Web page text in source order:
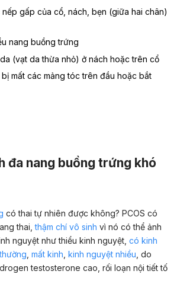
nếp gấp của cổ, nách, bẹn (giữa hai chân)
nang buồng trứng
(vạt da thừa nhỏ) ở nách hoặc trên cổ
mất các mảng tóc trên đầu hoặc bắt
đa nang buồng trứng khó
có thai tự nhiên được không? PCOS có
thai, thậm chí vô sinh vì nó có thể ảnh
nguyệt như thiểu kinh nguyệt, có kinh
mất kinh kinh nguyệt nhiều , do
testosterone cao, rối loạn nội tiết tố